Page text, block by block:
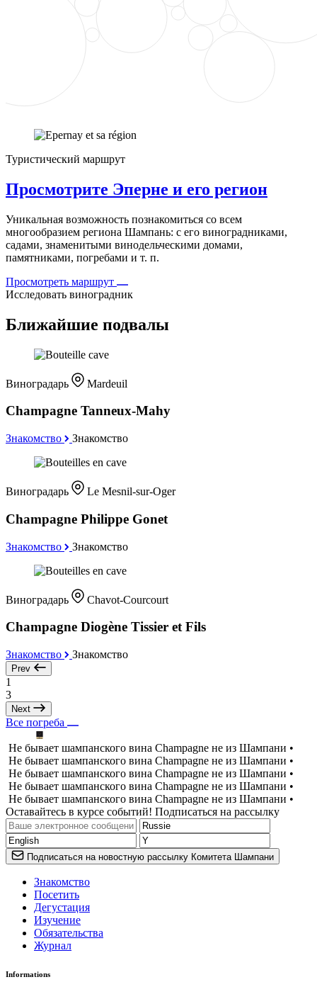
Туристический маршрут
Просмотрите Эперне и его регион
Уникальная возможность познакомиться со всем
многообразием региона Шампань: с его виноградниками,
садами, знаменитыми винодельческими домами,
памятниками, погребами и т. п.
Просмотреть маршрут
Исследовать виноградник
Ближайшие подвалы
Виноградарь Mardeuil
Champagne Tanneux-Mahy
Знакомство Знакомство
Виноградарь Le Mesnil-sur-Oger
Champagne Philippe Gonet
Знакомство Знакомство
Виноградарь Chavot-Courcourt
Champagne Diogène Tissier et Fils
Знакомство Знакомство
Prev
1
3
Next
Все погреба
Не бывает шампанского вина Champagne не из Шампани •
Не бывает шампанского вина Champagne не из Шампани •
Не бывает шампанского вина Champagne не из Шампани •
Не бывает шампанского вина Champagne не из Шампани •
Не бывает шампанского вина Champagne не из Шампани •
Оставайтесь в курсе событий! Подписаться на рассылку
Подписаться на новостную рассылку Комитета Шампани
Знакомство
Посетить
Дегустация
Изучение
Обязательства
Журнал
Informations